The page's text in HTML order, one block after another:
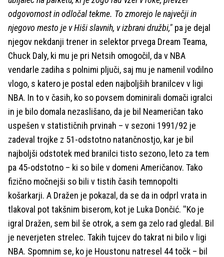
odgovornost in odločal tekme. To zmorejo le največji in
njegovo mesto je v Hiši slavnih, v izbrani družbi," pa je dejal
njegov nekdanji trener in selektor prvega Dream Teama,
Chuck Daly, ki mu je pri Netsih omogočil, da v NBA
vendarle zadiha s polnimi pljuči, saj mu je namenil vodilno
vlogo, s katero je postal eden najboljših branilcev v ligi
NBA. In to v časih, ko so povsem dominirali domači igralci
in je bilo domala nezaslišano, da je bil Neameričan tako
uspešen v statističnih prvinah – v sezoni 1991/92 je
zadeval trojke z 51-odstotno natančnostjo, kar je bil
najboljši odstotek med branilci tisto sezono, leto za tem
pa 45-odstotno – ki so bile v domeni Američanov. Tako
fizično močnejši so bili v tistih časih temnopolti
košarkarji. A Dražen je pokazal, da se da in odprl vrata in
tlakoval pot takšnim biserom, kot je Luka Dončić. ''Ko je
igral Dražen, sem bil še otrok, a sem ga zelo rad gledal. Bil
je neverjeten strelec. Takih tujcev do takrat ni bilo v ligi
NBA. Spomnim se, ko je Houstonu natresel 44 točk – bil